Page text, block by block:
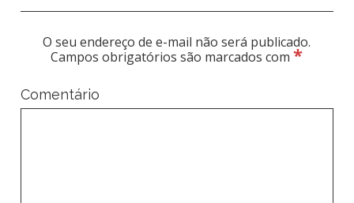
O seu endereço de e-mail não será publicado.
Campos obrigatórios são marcados com*
Comentário